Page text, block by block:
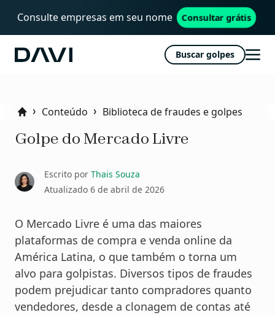
Consulte empresas em seu nome Consultar grátis
Davi Buscar golpes
Abrir
HomeConteúdo Biblioteca de fraudes e golpes
Golpe do Mercado Livre
Escrito por Thais Souza
Atualizado 6 de abril de 2026
O Mercado Livre é uma das maiores
plataformas de compra e venda online da
América Latina, o que também o torna um
alvo para golpistas. Diversos tipos de fraudes
podem prejudicar tanto compradores quanto
vendedores, desde a clonagem de contas até